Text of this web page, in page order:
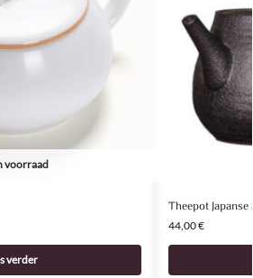
voorraad
verder
Theepot Japanse
44,00€